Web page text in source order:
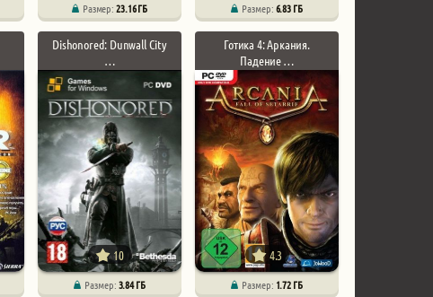
Размер:23.16 ГБ Размер:6.83 ГБ
Dishonored: Dunwall City
…
10
Размер:3.84 ГБ
Готика 4: Аркания.
Падение …
4.3
Размер: 1.72 ГБ